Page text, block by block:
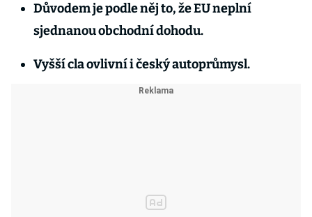
Důvodem je podle něj to, že EU neplní
sjednanou obchodní dohodu.
Vyšší cla ovlivní i český autoprůmysl.